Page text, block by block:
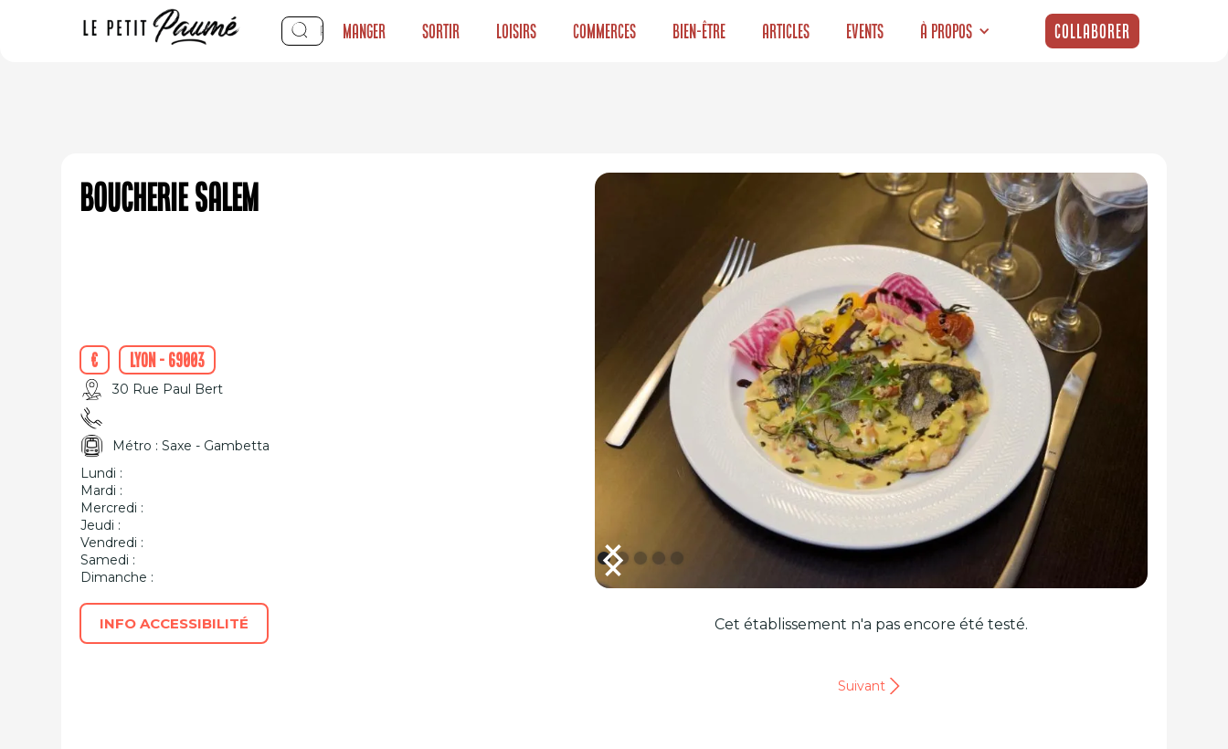
Manger Sortir Loisirs Commerces Bien-être Articles Events À propos Collaborer
Boucherie Salem
€ Lyon - 69003
30 Rue Paul Bert
Métro : Saxe - Gambetta
Lundi :
Mardi :
Mercredi :
Jeudi :
Vendredi :
Samedi :
Dimanche :
INFO ACCESSIBILITÉ Cet établissement n'a pas encore été testé.
Suivant